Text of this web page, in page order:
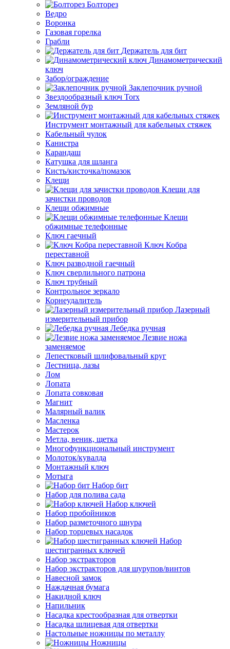
Болторез
Ведро
Воронка
Газовая горелка
Грабли
Держатель для бит
Динамометрический
ключ
Забор/ограждение
Заклепочник ручной
Звездообразный ключ Torx
Земляной бур
Инструмент монтажный для кабельных стяжек
Кабельный чулок
Канистра
Карандаш
Катушка для шланга
Кисть/кисточка/помазок
Клещи
Клещи для
зачистки проводов
Клещи обжимные
Клещи
обжимные телефонные
Ключ гаечный
Ключ Кобра
переставной
Ключ разводной гаечный
Ключ сверлильного патрона
Ключ трубный
Контрольное зеркало
Корнеудалитель
Лазерный
измерительный прибор
Лебедка ручная
Лезвие ножа
заменяемое
Лепестковый шлифовальный круг
Лестница, лазы
Лом
Лопата
Лопата совковая
Магнит
Малярный валик
Масленка
Мастерок
Метла, веник, щетка
Многофункциональный инструмент
Молоток/кувалда
Монтажный ключ
Мотыга
Набор бит
Набор для полива сада
Набор ключей
Набор пробойников
Набор разметочного шнура
Набор торцевых насадок
Набор
шестигранных ключей
Набор экстракторов
Набор экстракторов для шурупов/винтов
Навесной замок
Наждачная бумага
Накидной ключ
Напильник
Насадка крестообразная для отвертки
Насадка шлицевая для отвертки
Настольные ножницы по металлу
Ножницы